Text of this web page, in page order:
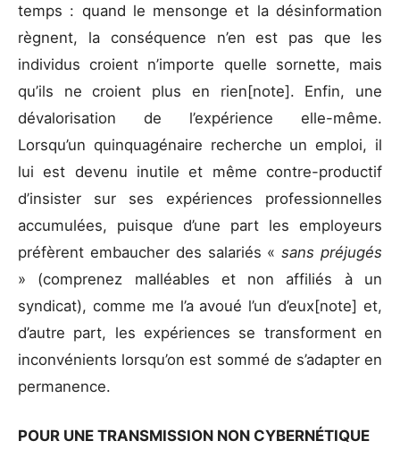
temps : quand le mensonge et la désinformation
règnent, la conséquence n’en est pas que les
individus croient n’importe quelle sornette, mais
qu’ils ne croient plus en rien[note]. Enfin, une
dévalorisation de l’expérience elle-même.
Lorsqu’un quinquagénaire recherche un emploi, il
lui est devenu inutile et même contre-productif
d’insister sur ses expériences professionnelles
accumulées, puisque d’une part les employeurs
préfèrent embaucher des salariés «sans préjugés
» (comprenez malléables et non affiliés à un
syndicat), comme me l’a avoué l’un d’eux[note] et,
d’autre part, les expériences se transforment en
inconvénients lorsqu’on est sommé de s’adapter en
permanence.
POUR UNE TRANSMISSION NON CYBERNÉTIQUE